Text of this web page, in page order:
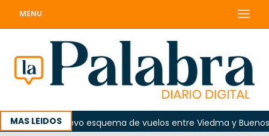
MENU
MAS LEIDOS
regirá nuevo esquema de vuelos entre Viedma y Buenos